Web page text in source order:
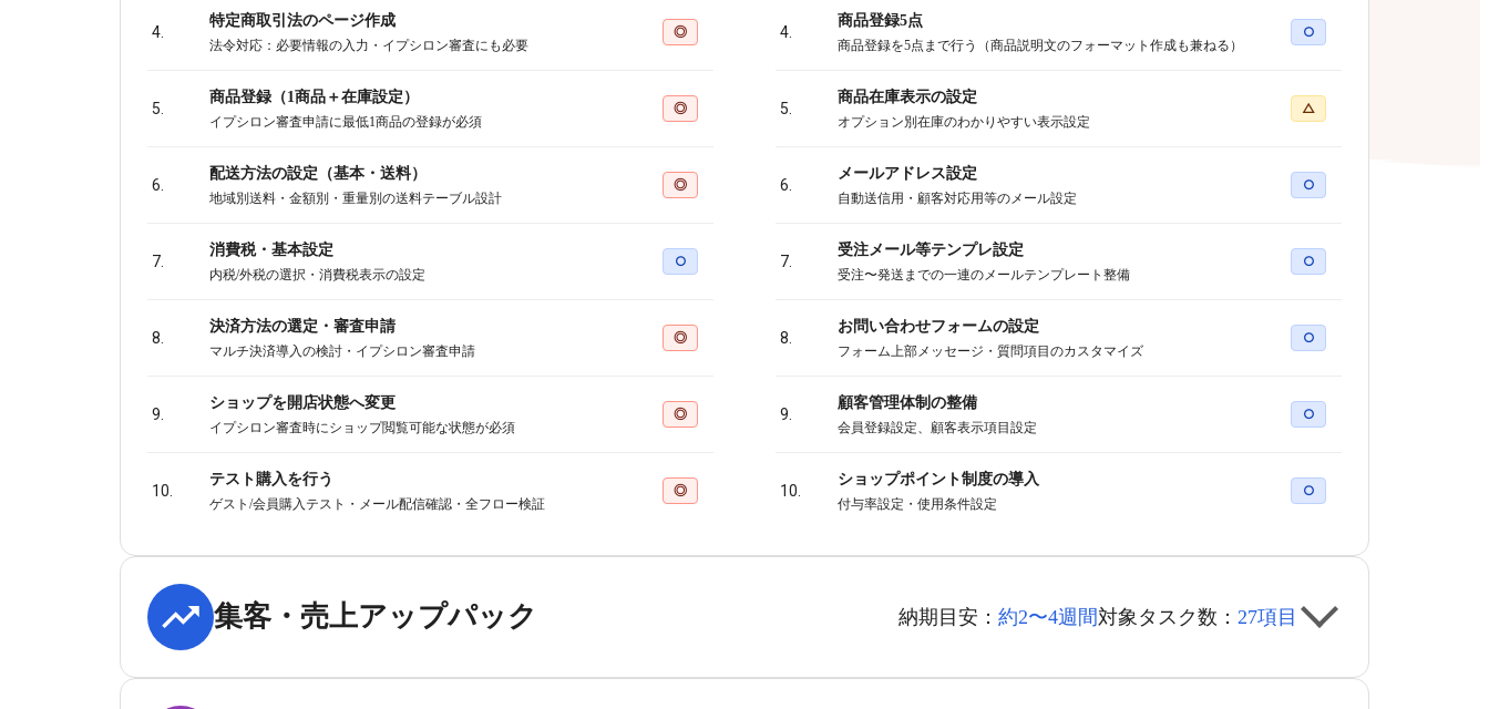
4.
特定商取引法のページ作成
法令対応：必要情報の入力・イプシロン審査にも必要
◎
5.
商品登録（1商品＋在庫設定）
イプシロン審査申請に最低1商品の登録が必須
◎
6.
配送方法の設定（基本・送料）
地域別送料・金額別・重量別の送料テーブル設計
◎
7.
消費税・基本設定
内税/外税の選択・消費税表示の設定
○
8.
決済方法の選定・審査申請
マルチ決済導入の検討・イプシロン審査申請
◎
9.
ショップを開店状態へ変更
イプシロン審査時にショップ閲覧可能な状態が必須
◎
10.
テスト購入を行う
ゲスト/会員購入テスト・メール配信確認・全フロー検証
◎
4.
商品登録5点
商品登録を5点まで行う（商品説明文のフォーマット作成も兼ねる）
○
5.
商品在庫表示の設定
オプション別在庫のわかりやすい表示設定
△
6.
メールアドレス設定
自動送信用・顧客対応用等のメール設定
○
7.
受注メール等テンプレ設定
受注〜発送までの一連のメールテンプレート整備
○
8.
お問い合わせフォームの設定
フォーム上部メッセージ・質問項目のカスタマイズ
○
9.
顧客管理体制の整備
会員登録設定、顧客表示項目設定
○
10.
ショップポイント制度の導入
付与率設定・使用条件設定
○
集客・売上アップパック 納期目安： 約2〜4週間対象タスク数： 27項目